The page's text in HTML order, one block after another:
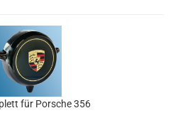
für Porsche 356